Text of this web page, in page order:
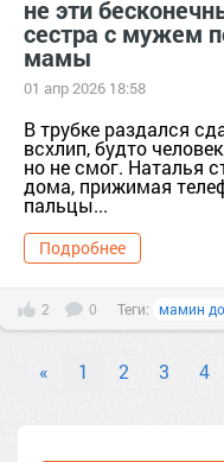
не эти
сестра с мужем
мамы
01 апр 2026 18:58
В трубке раздался
всхлип, будто
но не смог. Наталья
дома, прижимая
пальцы...
Подробнее
2 0 Теги: мамин
« 1 2 3 4